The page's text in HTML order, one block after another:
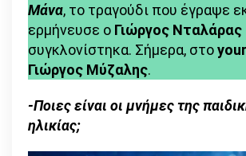
του
και
άλλων
εποχών
ταυτόχρονα
πιο
Μάνα, το τραγούδι που έγραψε
ερμήνευσε ο Γιώργος Νταλάρας
συγκλονίστηκα. Σήμερα, στο
Γιώργος Μύζαλης.
-Ποιες είναι οι μνήμες της
ηλικίας;